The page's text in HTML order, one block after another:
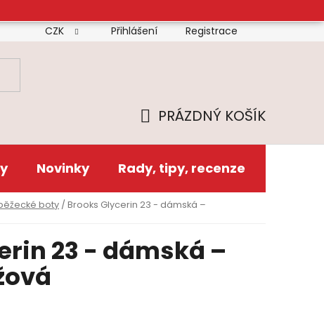
Doprava Platba Reklamační řád
CZK Přihlášení Registrace
KOŠÍK
PRÁZDNÝ KOŠÍK
Novinky Rady, tipy, recenze
boty / Brooks Glycerin 23 - dámská –
23 - dámská –